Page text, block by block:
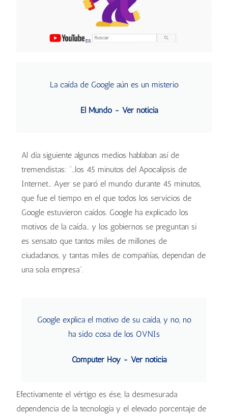
La caída de Google aún es un misterio
El Mundo - Ver noticia
Al día siguiente algunos medios hablaban así de
tremendistas: “…los 45 minutos del Apocalipsis de
Internet… Ayer se paró el mundo durante 45 minutos,
que fue el tiempo en el que todos los servicios de
Google estuvieron caídos. Google ha explicado los
motivos de la caída... y los gobiernos se preguntan si
es sensato que tantos miles de millones de
ciudadanos, y tantas miles de compañías, dependan de
una sola empresa”.
Google explica el motivo de su caída, y no, no
ha sido cosa de los OVNIs
Computer Hoy - Ver noticia
Efectivamente el vértigo es ése, la desmesurada
dependencia de la tecnología y el elevado porcentaje de